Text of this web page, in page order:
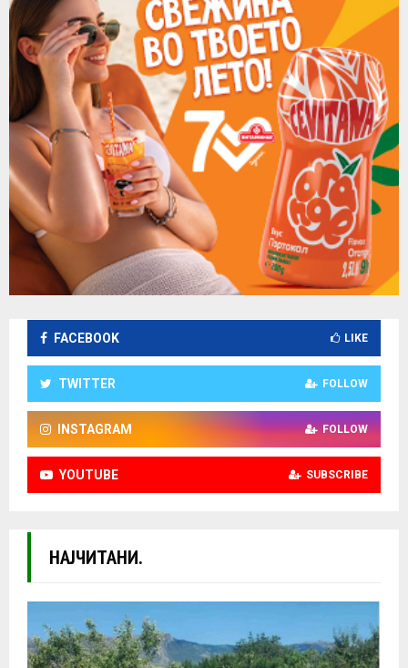
FACEBOOK LIKE
TWITTER FOLLOW
INSTAGRAM FOLLOW
YOUTUBE SUBSCRIBE
НАЈЧИТАНИ.